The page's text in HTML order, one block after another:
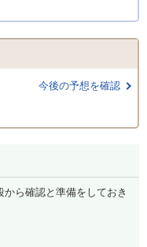
今後の予想を確認
ら確認と準備をしておき